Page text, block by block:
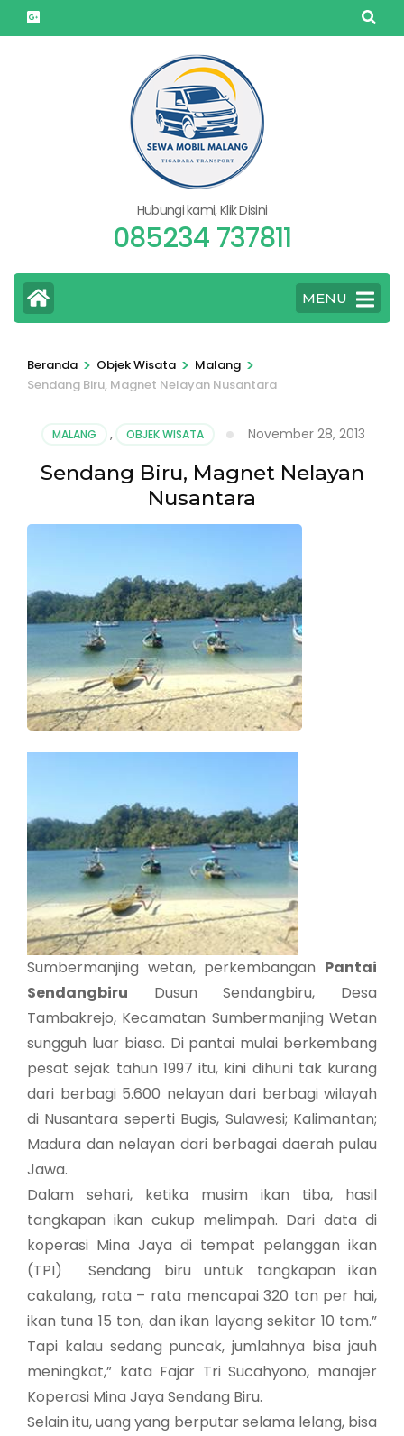
Lompat
ke
Hubungi kami, Klik Disini
085234 737811
MENU
Beranda > Objek Wisata > Malang >
Sendang Biru, Magnet Nelayan Nusantara
MALANG , OBJEK WISATA November 28, 2013
Sendang Biru, Magnet Nelayan
Nusantara
Sumbermanjing wetan, perkembangan Pantai
Sendangbiru Dusun Sendangbiru, Desa
Tambakrejo, Kecamatan Sumbermanjing Wetan
sungguh luar biasa. Di pantai mulai berkembang
pesat sejak tahun 1997 itu, kini dihuni tak kurang
dari berbagi 5.600 nelayan dari berbagi wilayah
di Nusantara seperti Bugis, Sulawesi; Kalimantan;
Madura dan nelayan dari berbagai daerah pulau
Jawa.
Dalam sehari, ketika musim ikan tiba, hasil
tangkapan ikan cukup melimpah. Dari data di
koperasi Mina Jaya di tempat pelanggan ikan
(TPI) Sendang biru untuk tangkapan ikan
cakalang, rata – rata mencapai 320 ton per hai,
ikan tuna 15 ton, dan ikan layang sekitar 10 tom.”
Tapi kalau sedang puncak, jumlahnya bisa jauh
meningkat,” kata Fajar Tri Sucahyono, manajer
Koperasi Mina Jaya Sendang Biru.
Selain itu, uang yang berputar selama lelang, bisa